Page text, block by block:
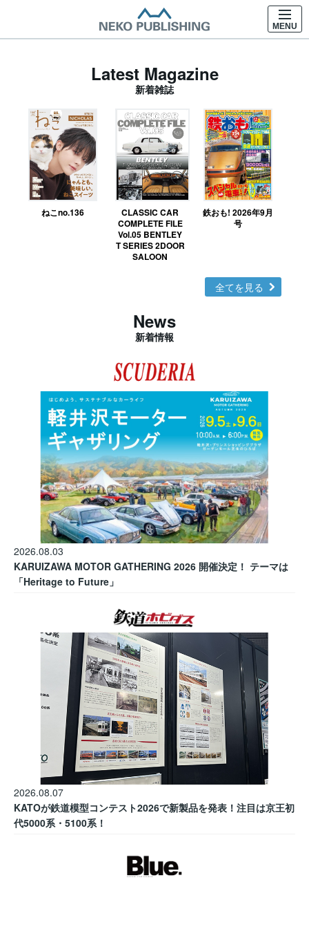
MENU
Latest Magazine
新着雑誌
ねこno.136
CLASSIC CAR
COMPLETE FILE
Vol.05 BENTLEY
T SERIES 2DOOR
SALOON
鉄おも! 2026年9月
号
全てを見る
News
新着情報
2026.08.03
KARUIZAWA MOTOR GATHERING 2026 開催決定！ テーマは
「Heritage to Future」
2026.08.07
KATOが鉄道模型コンテスト2026で新製品を発表！注目は京王初
代5000系・5100系！